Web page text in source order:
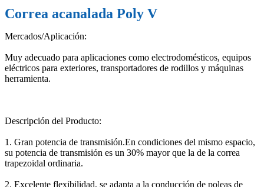
Correa acanalada Poly V
Mercados/Aplicación:
Muy adecuado para aplicaciones como electrodomésticos, equipos
eléctricos para exteriores, transportadores de rodillos y máquinas
herramienta.
Descripción del Producto:
1. Gran potencia de transmisión.En condiciones del mismo espacio,
su potencia de transmisión es un 30% mayor que la de la correa
trapezoidal ordinaria.
2. Excelente flexibilidad, se adapta a la conducción de poleas de